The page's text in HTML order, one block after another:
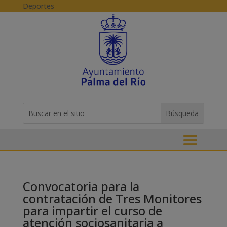
Skip to content
Deportes
for...
Convocatoria para la
contratación de Tres Monitores
para impartir el curso de
atención sociosanitaria a